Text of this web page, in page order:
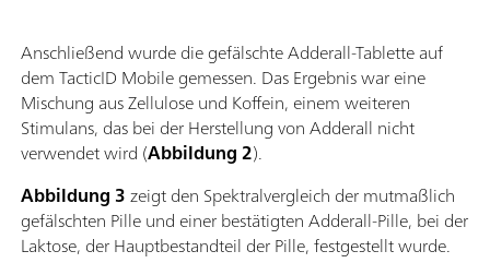
zur Identifikation, aus denen sich ein umfassender
Bericht mit allen einschlägigen Informationen in
einem Dokument ergibt. Benutzer können eigene
Bibliotheken anlegen und Anpassungen vornehmen.
Anschließend wurde die gefälschte Adderall-Tablette auf
dem TacticID Mobile gemessen. Das Ergebnis war eine
Mischung aus Zellulose und Koffein, einem weiteren
Stimulans, das bei der Herstellung von Adderall nicht
verwendet wird (Abbildung 2).
Abbildung 3zeigt den Spektralvergleich der mutmaßlich
gefälschten Pille und einer bestätigten Adderall-Pille, bei der
Laktose, der Hauptbestandteil der Pille, festgestellt wurde.